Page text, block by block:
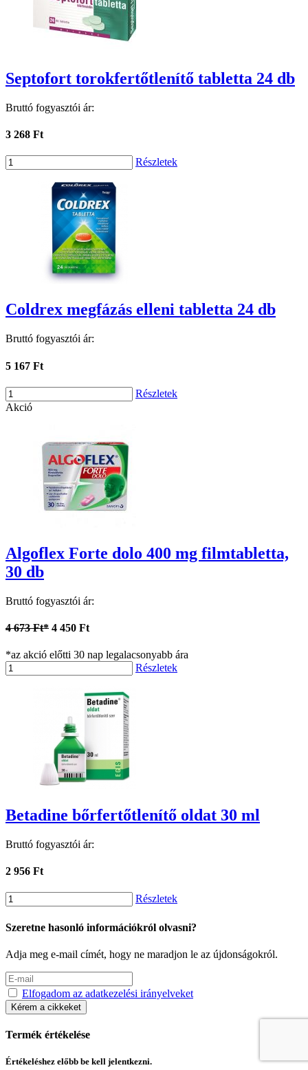
Septofort torokfertőtlenítő tabletta 24 db
Bruttó fogyasztói ár:
3 268 Ft
Részletek
Coldrex megfázás elleni tabletta 24 db
Bruttó fogyasztói ár:
5 167 Ft
Részletek
Akció
Algoflex Forte dolo 400 mg filmtabletta,
30 db
Bruttó fogyasztói ár:
4 673 Ft* 4 450 Ft
*az akció előtti 30 nap legalacsonyabb ára
Részletek
Betadine bőrfertőtlenítő oldat 30 ml
Bruttó fogyasztói ár:
2 956 Ft
Részletek
Szeretne hasonló információkról olvasni?
Adja meg e-mail címét, hogy ne maradjon le az újdonságokról.
Elfogadom az adatkezelési irányelveket
Kérem a cikkeket
Termék értékelése
Értékeléshez előbb be kell jelentkezni.